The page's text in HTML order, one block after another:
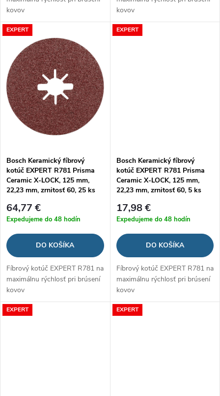
k
t
o
v
t
v
kovov
kovov
EXPERT
Bosch Keramický fíbrový
kotúč EXPERT R781 Prisma
Ceramic X-LOCK, 125 mm,
22,23 mm, zrnitosť 60, 25 ks
64,77 €
Expedujeme do 48 hodín
DO KOŠÍKA
Fíbrový kotúč EXPERT R781 na
maximálnu rýchlosť pri brúsení
kovov
EXPERT
Bosch Keramický fíbrový
kotúč EXPERT R781 Prisma
Ceramic X-LOCK, 125 mm,
22,23 mm, zrnitosť 60, 5 ks
17,98 €
Expedujeme do 48 hodín
DO KOŠÍKA
Fíbrový kotúč EXPERT R781 na
maximálnu rýchlosť pri brúsení
kovov
EXPERT EXPERT